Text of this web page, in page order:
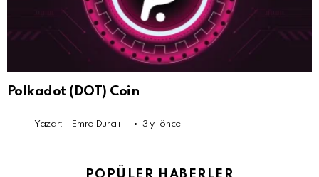
Polkadot (DOT) Coin
Yazar: Emre Duralı 3 yıl önce